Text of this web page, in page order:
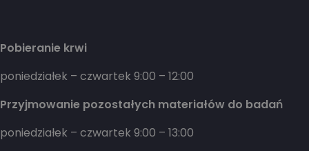
Pobieranie krwi
poniedziałek – czwartek 9:00 – 12:00
Przyjmowanie pozostałych materiałów do badań
poniedziałek – czwartek 9:00 – 13:00